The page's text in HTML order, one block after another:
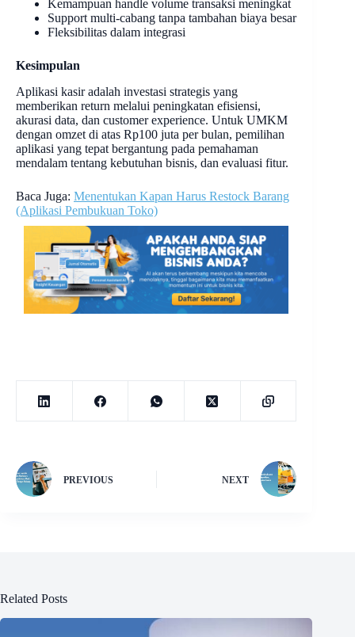
Kemampuan handle volume transaksi meningkat
Support multi-cabang tanpa tambahan biaya besar
Fleksibilitas dalam integrasi
Kesimpulan
Aplikasi kasir adalah investasi strategis yang
memberikan return melalui peningkatan efisiensi,
akurasi data, dan customer experience. Untuk UMKM
dengan omzet di atas Rp100 juta per bulan, pemilihan
aplikasi yang tepat bergantung pada pemahaman
mendalam tentang kebutuhan bisnis, dan evaluasi fitur.
Baca Juga: Menentukan Kapan Harus Restock Barang
(Aplikasi Pembukuan Toko)
PREVIOUS NEXT
Related Posts